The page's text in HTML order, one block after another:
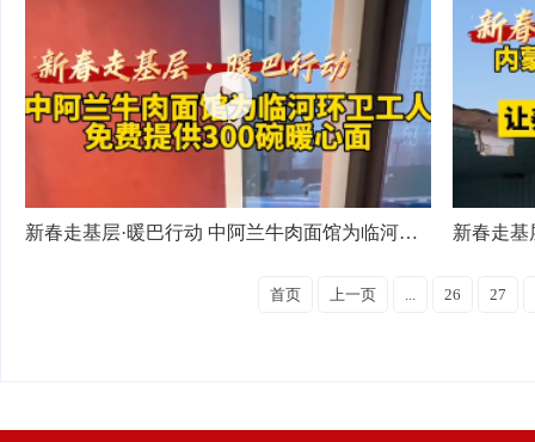
新春走基层·暖巴行动 中阿兰牛肉面馆为临河环卫工人免费提供300碗暖心面
首页 上一页 ... 26 27